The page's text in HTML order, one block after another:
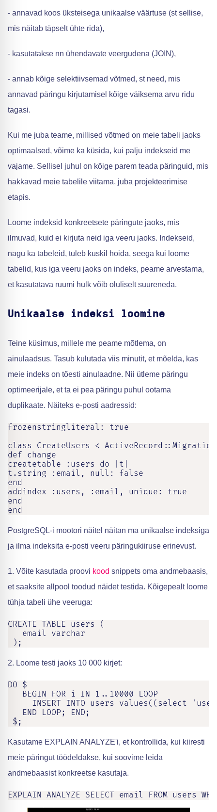
- annavad koos üksteisega unikaalse väärtuse (st sellise,
mis näitab täpselt ühte rida),
- kasutatakse nn ühendavate veergudena (JOIN),
- annab kõige selektiivsemad võtmed, st need, mis
annavad päringu kirjutamisel kõige väiksema arvu ridu
tagasi.
Kui me juba teame, millised võtmed on meie tabeli jaoks
optimaalsed, võime ka küsida, kui palju indekseid me
vajame. Sellisel juhul on kõige parem teada päringuid, mis
hakkavad meie tabelile viitama, juba projekteerimise
etapis.
Loome indeksid konkreetsete päringute jaoks, mis
ilmuvad, kuid ei kirjuta neid iga veeru jaoks. Indekseid,
nagu ka tabeleid, tuleb kuskil hoida, seega kui loome
tabelid, kus iga veeru jaoks on indeks, peame arvestama,
et kasutatava ruumi hulk võib oluliselt suureneda.
Unikaalse indeksi loomine
Teine küsimus, millele me peame mõtlema, on
ainulaadsus. Tasub kulutada viis minutit, et mõelda, kas
meie indeks on tõesti ainulaadne. Nii ütleme päringu
optimeerijale, et ta ei pea päringu puhul ootama
duplikaate. Näiteks e-posti aadressid:
frozenstringliteral: true
class CreateUsers <
def change
createtable :users do |t|
t.string :email, null: false
end
addindex :users, :email, unique: true
end
end
PostgreSQL-i mootori näitel näitan ma unikaalse indeksiga
ja ilma indeksita e-posti veeru päringukiiruse erinevust.
1. Võite kasutada proovi kood snippets oma andmebaasis,
et saaksite allpool toodud näidet testida. Kõigepealt loome
tühja tabeli ühe veeruga:
CREATE TABLE users (
   email varchar
);
2. Loome testi jaoks 10 000 kirjet:
DO $
   BEGIN FOR i IN 1..10000 LOOP
INSERT INTO users values((select
   END LOOP; END;
$;
Kasutame EXPLAIN ANALYZE'i, et kontrollida, kui kiiresti
meie päringut töödeldakse, kui soovime leida
andmebaasist konkreetse kasutaja.
EXPLAIN ANALYZE SELECT email FROM users